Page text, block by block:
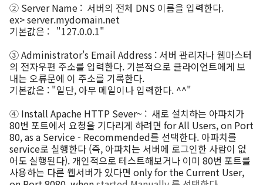
② Server Name : 서버의 전체 DNS 이름을 입력한다.
ex> server.mydomain.net
기본값은 : "127.0.0.1"
③ Administrator's Email Address : 서버 관리자나 웹마스터
의 전자우편 주소를 입력한다. 기본적으로 클라이언트에게 보
내는 오류문에 이 주소를 기록한다.
기본값은 : "일단, 아무 메일이나 입력한다. ^^"
④ Install Apache HTTP Sever~ : 새로 설치하는 아파치가
80번 포트에서 요청을 기다리게 하려면 for All Users, on Port
80, as a Service - Recommended를 선택한다. 아파치를
service로 실행한다 (즉, 아파치는 서버에 로그인한 사람이 없
어도 실행된다). 개인적으로 테스트해보거나 이미 80번 포트를
사용하는 다른 웹서버가 있다면 only for the Current User,